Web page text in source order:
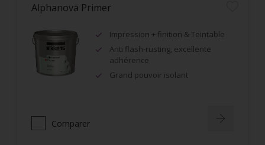
Alphanova Primer
Impression + finition & Teintable
Anti flash-rusting, excellente
adhérence
Grand pouvoir isolant
Comparer